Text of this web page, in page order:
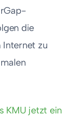
die
zu
KMU jetzt ein